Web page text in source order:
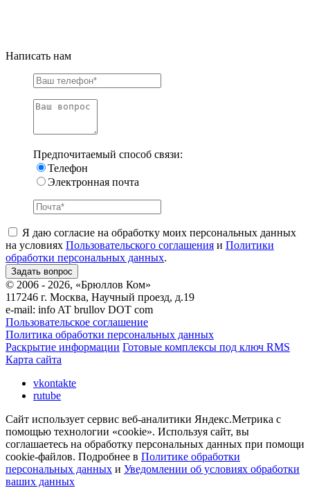
Написать нам
Предпочитаемый способ связи:
Телефон
Электронная почта
Я даю согласие на обработку моих персональных данных
на условиях Пользовательского соглашения и Политики
обработки персональных данных.
© 2006 - 2026, «Брюллов Ком»
117246 г. Москва, Научный проезд, д.19
e-mail: info AT brullov DOT com
Пользовательское соглашение
Политика обработки персональных данных
Раскрытие информации Готовые комплексы под ключ RMS
Карта сайта
vkontakte
rutube
Сайт использует сервис веб-аналитики Яндекс.Метрика с
помощью технологии «cookie». Используя сайт, вы
соглашаетесь на обработку персональных данных при помощи
cookie-файлов. Подробнее в Политике обработки
персональных данных и Уведомлении об условиях обработки
ваших данных